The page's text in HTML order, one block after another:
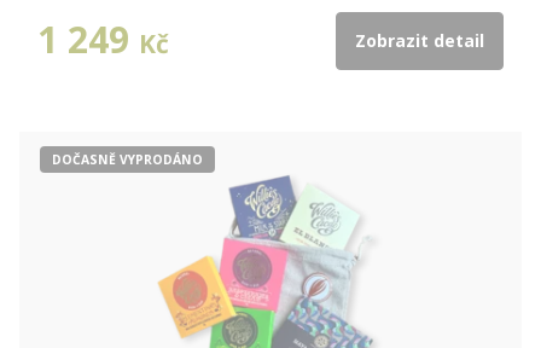
1 249 Kč Zobrazit detail
DOČASNĚ VYPRODÁNO